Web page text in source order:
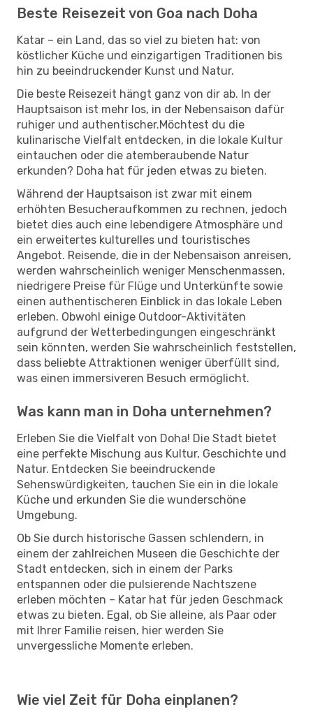
Beste Reisezeit von Goa nach Doha
Katar – ein Land, das so viel zu bieten hat: von
köstlicher Küche und einzigartigen Traditionen bis
hin zu beeindruckender Kunst und Natur.
Die beste Reisezeit hängt ganz von dir ab. In der
Hauptsaison ist mehr los, in der Nebensaison dafür
ruhiger und authentischer.Möchtest du die
kulinarische Vielfalt entdecken, in die lokale Kultur
eintauchen oder die atemberaubende Natur
erkunden? Doha hat für jeden etwas zu bieten.
Während der Hauptsaison ist zwar mit einem
erhöhten Besucheraufkommen zu rechnen, jedoch
bietet dies auch eine lebendigere Atmosphäre und
ein erweitertes kulturelles und touristisches
Angebot. Reisende, die in der Nebensaison anreisen,
werden wahrscheinlich weniger Menschenmassen,
niedrigere Preise für Flüge und Unterkünfte sowie
einen authentischeren Einblick in das lokale Leben
erleben. Obwohl einige Outdoor-Aktivitäten
aufgrund der Wetterbedingungen eingeschränkt
sein könnten, werden Sie wahrscheinlich feststellen,
dass beliebte Attraktionen weniger überfüllt sind,
was einen immersiveren Besuch ermöglicht.
Was kann man in Doha unternehmen?
Erleben Sie die Vielfalt von Doha! Die Stadt bietet
eine perfekte Mischung aus Kultur, Geschichte und
Natur. Entdecken Sie beeindruckende
Sehenswürdigkeiten, tauchen Sie ein in die lokale
Küche und erkunden Sie die wunderschöne
Umgebung.
Ob Sie durch historische Gassen schlendern, in
einem der zahlreichen Museen die Geschichte der
Stadt entdecken, sich in einem der Parks
entspannen oder die pulsierende Nachtszene
erleben möchten – Katar hat für jeden Geschmack
etwas zu bieten. Egal, ob Sie alleine, als Paar oder
mit Ihrer Familie reisen, hier werden Sie
unvergessliche Momente erleben.
Wie viel Zeit für Doha einplanen?